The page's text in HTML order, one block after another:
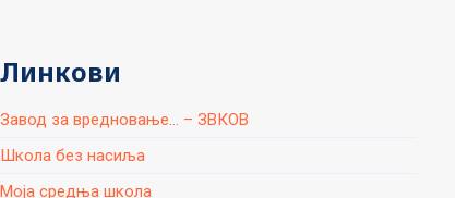
Линкови
Завод за вредновање... – ЗВКОВ
Школа без насиља
Моја средња школа